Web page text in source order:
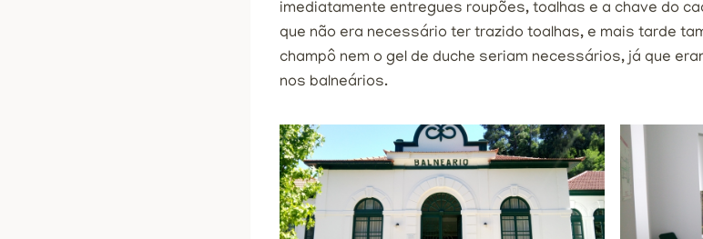
imediatamente entregues roupões, toalhas e a chave do
que não era necessário ter trazido toalhas, e mais tarde
champô nem o gel de duche seriam necessários, já que
nos balneários.